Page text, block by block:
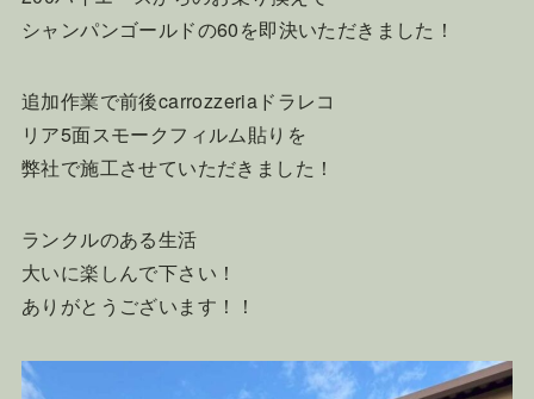
シャンパンゴールドの60を即決いただきました！
追加作業で前後carrozzeriaドラレコ
リア5面スモークフィルム貼りを
弊社で施工させていただきました！
ランクルのある生活
大いに楽しんで下さい！
ありがとうございます！！